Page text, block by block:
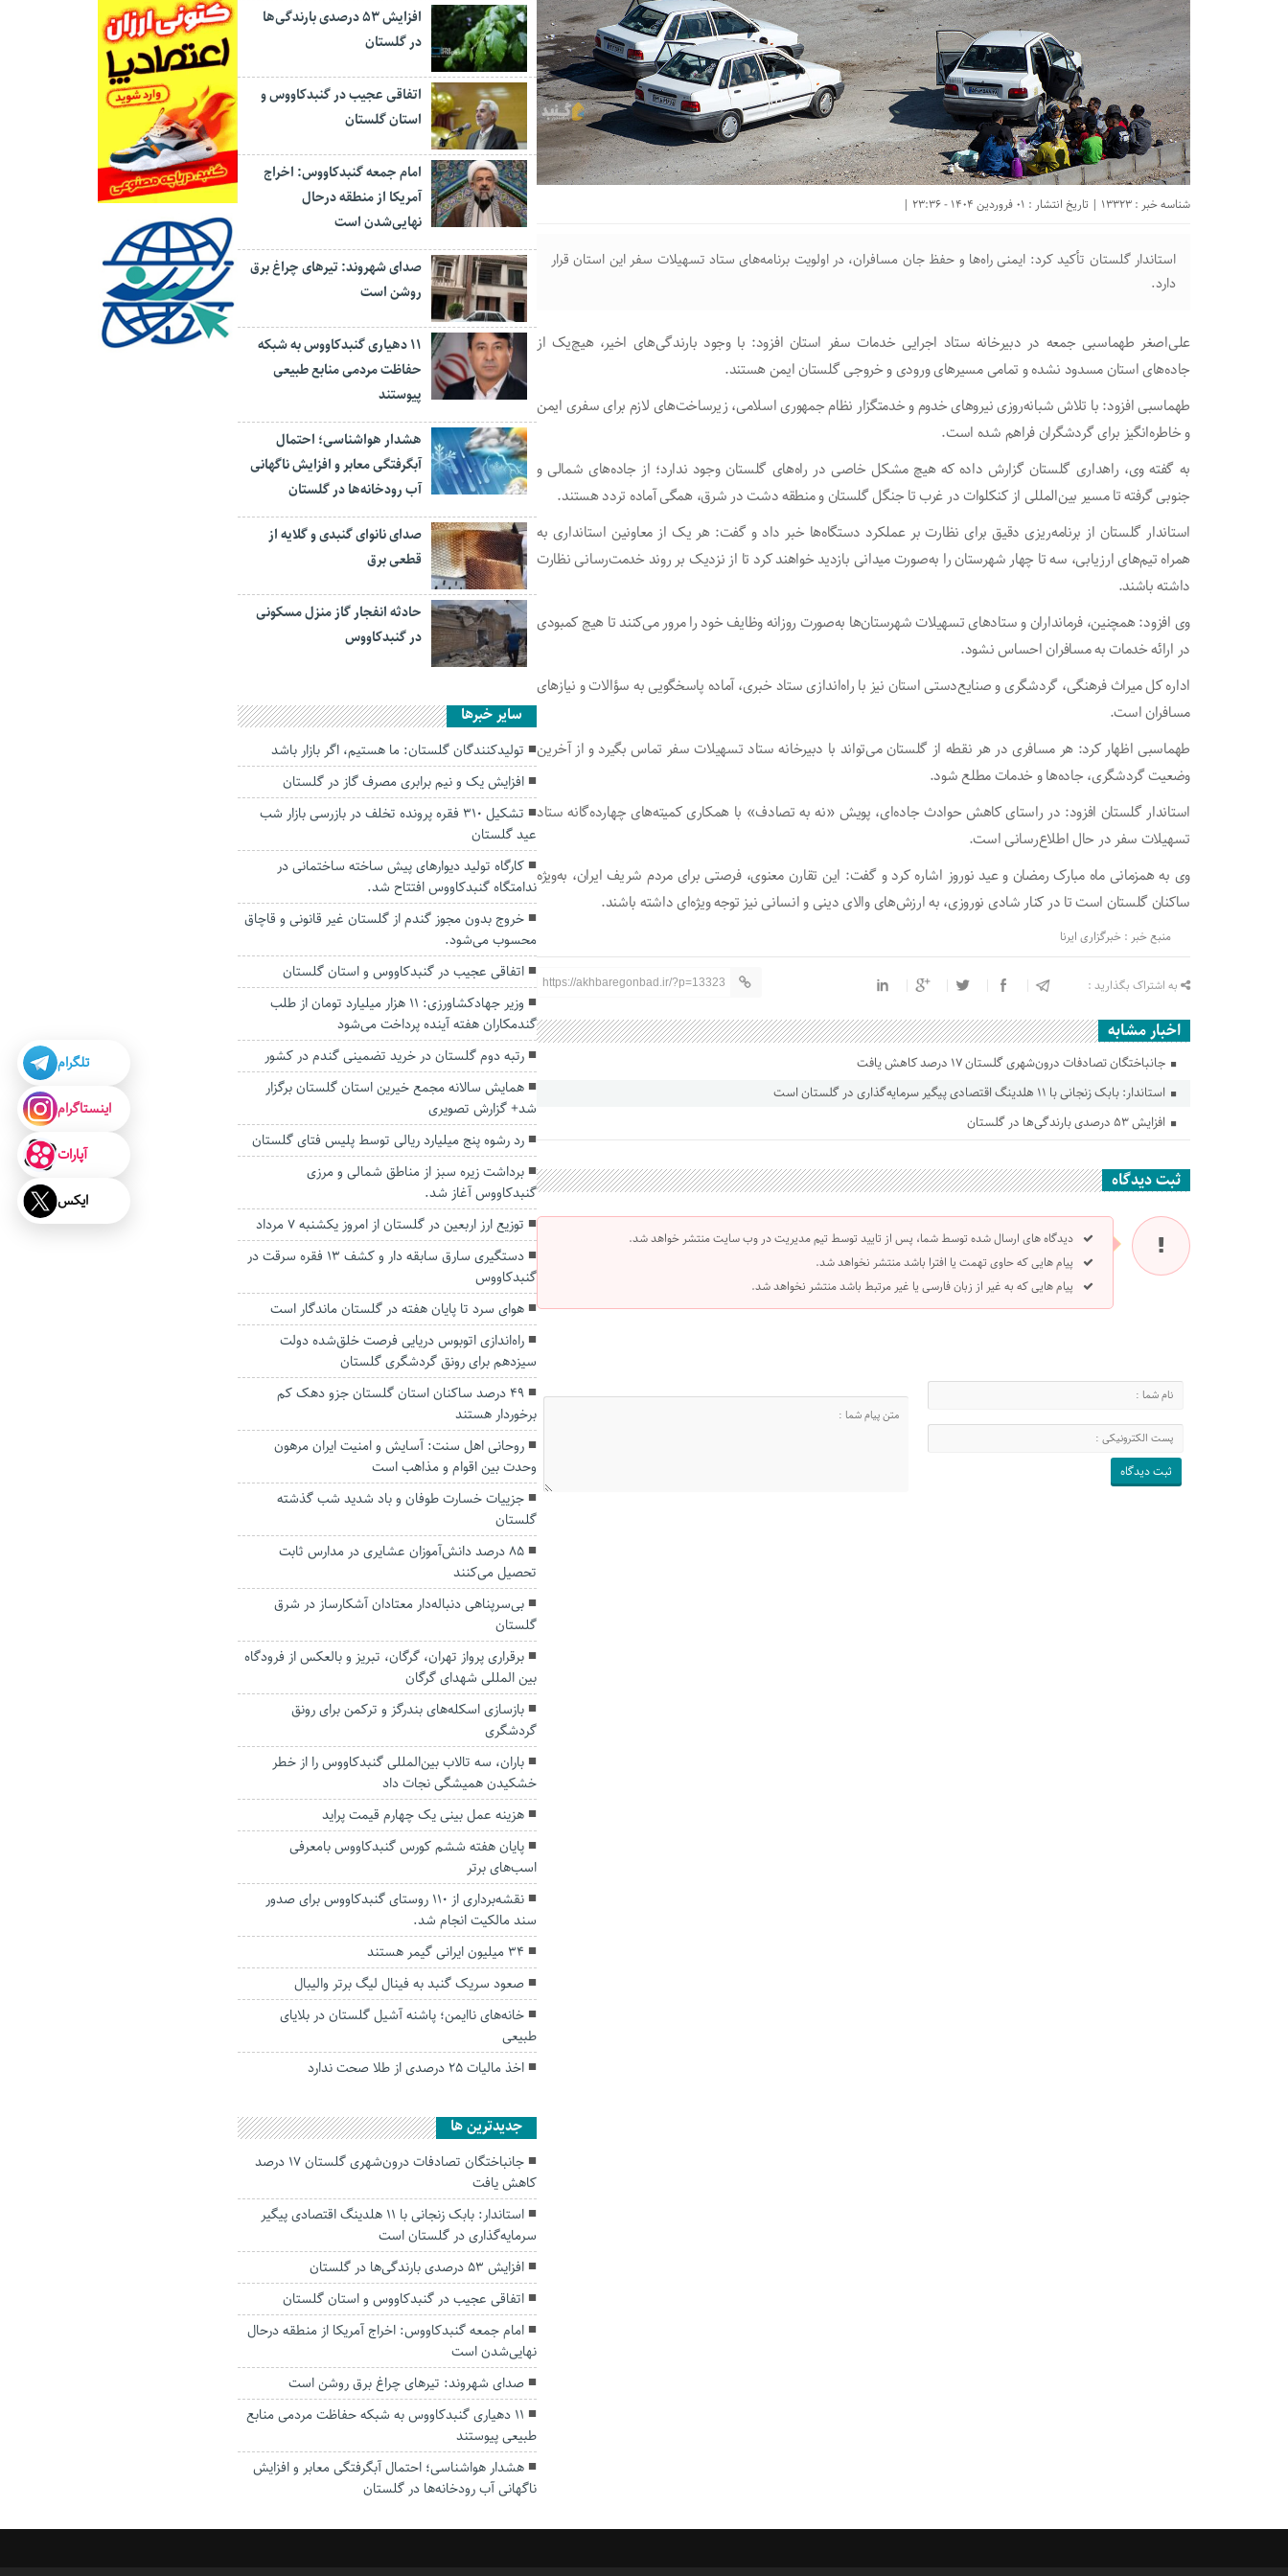
شناسه خبر : 13323 | تاریخ انتشار : 01 فروردین 1404 - 23:36 |
استاندار گلستان تأکید کرد: ایمنی راه‌ها و حفظ جان مسافران، در اولویت برنامه‌های ستاد تسهیلات سفر این استان قرار
دارد.
علی‌اصغر طهماسبی جمعه در دبیرخانه ستاد اجرایی خدمات سفر استان افزود: با وجود بارندگی‌های اخیر، هیچ‌یک از
جاده‌های استان مسدود نشده و تمامی مسیرهای ورودی و خروجی گلستان ایمن هستند.
طهماسبی افزود: با تلاش شبانه‌روزی نیروهای خدوم و خدمتگزار نظام جمهوری اسلامی، زیرساخت‌های لازم برای سفری ایمن
و خاطره‌انگیز برای گردشگران فراهم شده است.
به گفته وی، راهداری گلستان گزارش داده که هیچ مشکل خاصی در راه‌های گلستان وجود ندارد؛ از جاده‌های شمالی و
جنوبی گرفته تا مسیر بین‌المللی از کنکلوات در غرب تا جنگل گلستان و منطقه دشت در شرق، همگی آماده تردد هستند.
استاندار گلستان از برنامه‌ریزی دقیق برای نظارت بر عملکرد دستگاه‌ها خبر داد و گفت: هر یک از معاونین استانداری به
همراه تیم‌های ارزیابی، سه تا چهار شهرستان را به‌صورت میدانی بازدید خواهند کرد تا از نزدیک بر روند خدمت‌رسانی نظارت
داشته باشند.
وی افزود: همچنین، فرمانداران و ستادهای تسهیلات شهرستان‌ها به‌صورت روزانه وظایف خود را مرور می‌کنند تا هیچ کمبودی
در ارائه خدمات به مسافران احساس نشود.
اداره کل میراث فرهنگی، گردشگری و صنایع‌دستی استان نیز با راه‌اندازی ستاد خبری، آماده پاسخگویی به سؤالات و نیازهای
مسافران است.
طهماسبی اظهار کرد: هر مسافری در هر نقطه از گلستان می‌تواند با دبیرخانه ستاد تسهیلات سفر تماس بگیرد و از آخرین
وضعیت گردشگری، جاده‌ها و خدمات مطلع شود.
استاندار گلستان افزود: در راستای کاهش حوادث جاده‌ای، پویش «نه به تصادف» با همکاری کمیته‌های چهارده‌گانه ستاد
تسهیلات سفر در حال اطلاع‌رسانی است.
وی به همزمانی ماه مبارک رمضان و عید نوروز اشاره کرد و گفت: این تقارن معنوی، فرصتی برای مردم شریف ایران، به‌ویژه
ساکنان گلستان است تا در کنار شادی نوروزی، به ارزش‌های والای دینی و انسانی نیز توجه ویژه‌ای داشته باشند.
منبع خبر : خبرگزاری ایرنا
به اشتراک بگذارید : https://akhbaregonbad.ir/?p=13323
اخبار مشابه
جانباختگان تصادفات درون‌شهری گلستان ۱۷ درصد کاهش یافت
استاندار: بابک زنجانی با ۱۱ هلدینگ اقتصادی پیگیر سرمایه‌گذاری در گلستان است
افزایش ۵۳ درصدی بارندگی‌ها در گلستان
ثبت دیدگاه
دیدگاه های ارسال شده توسط شما، پس از تایید توسط تیم مدیریت در وب سایت منتشر خواهد شد.
پیام هایی که حاوی تهمت یا افترا باشد منتشر نخواهد شد.
پیام هایی که به غیر از زبان فارسی یا غیر مرتبط باشد منتشر نخواهد شد.
افزایش ۵۳ درصدی بارندگی‌ها
در گلستان
اتفاقی عجیب در‌ گنبدکاووس و
استان گلستان
امام جمعه گنبدکاووس: اخراج
آمریکا از منطقه درحال
نهایی‌شدن است
صدای شهروند: تیرهای چراغ برق
روشن است
۱۱ دهیاری گنبدکاووس به شبکه
حفاظت مردمی منابع طبیعی
پیوستند
هشدار هواشناسی؛ احتمال
آبگرفتگی معابر و افزایش ناگهانی
آب رودخانه‌ها در گلستان
صدای نانوای گنبدی و گلایه از
قطعی برق
حادثه انفجار گاز منزل مسکونی
در گنبدکاووس
سایر خبرها
تولیدکنندگان گلستان: ما هستیم، اگر بازار باشد
افزایش یک و نیم برابری مصرف گاز در گلستان
تشکیل ۳۱۰ فقره پرونده تخلف در بازرسی‌ بازار شب
عید گلستان
کارگاه تولید دیوارهای پیش ساخته ساختمانی در
ندامتگاه گنبدکاووس افتتاح شد.
خروج بدون مجوز گندم از گلستان غیر قانونی و قاچاق
محسوب می‌شود.
اتفاقی عجیب در‌ گنبدکاووس و استان گلستان
وزیر جهادکشاورزی: ۱۱ هزار میلیارد تومان از طلب
گندمکاران هفته آینده پرداخت می‌شود
رتبه دوم گلستان در خرید تضمینی گندم در کشور
همایش سالانه مجمع خیرین استان گلستان برگزار
شد+ گزارش تصویری
رد رشوه پنج میلیارد ریالی توسط پلیس فتای گلستان
برداشت زیره سبز از مناطق شمالی و مرزی
گنبدکاووس آغاز شد.
توزیع ارز اربعین در گلستان از امروز یکشنبه ۷ مرداد
دستگیری سارق سابقه دار و کشف ۱۳ فقره سرقت در
گنبدکاووس
هوای سرد تا پایان هفته در گلستان ماندگار است
راه‌اندازی اتوبوس دریایی فرصت خلق‌شده دولت
سیزدهم برای رونق گردشگری گلستان
۴۹ درصد ساکنان استان گلستان جزو دهک کم
برخوردار هستند
روحانی اهل سنت: آسایش و امنیت ایران مرهون
وحدت بین اقوام و مذاهب است
جزییات خسارت طوفان و باد شدید شب گذشته
گلستان
۸۵ درصد دانش‌آموزان عشایری در مدارس ثابت
تحصیل می‌کنند
بی‌سرپناهی دنباله‌دار معتادان آشکارساز در شرق
گلستان
برقراری پرواز تهران، گرگان، تبریز و بالعکس از فرودگاه
بین المللی شهدای گرگان
بازسازی اسکله‌های بندرگز و ترکمن برای رونق
گردشگری
باران، سه تالاب بین‌المللی گنبدکاووس را از خطر
خشکیدن همیشگی نجات داد
هزینه عمل بینی یک چهارم قیمت پراید
پایان هفته ششم کورس گنبدکاووس بامعرفی
اسب‌های برتر
نقشه‌برداری از ۱۱۰ روستای گنبدکاووس برای صدور
سند مالکیت انجام شد.
۳۴ میلیون ایرانی گیمر هستند
صعود سریک گنبد به فینال لیگ برتر والیبال
خانه‌های ناایمن؛ پاشنه آشیل گلستان در بلایای
طبیعی
اخذ مالیات ۲۵ درصدی از طلا صحت ندارد
جديدترين ها
جانباختگان تصادفات درون‌شهری گلستان ۱۷ درصد
کاهش یافت
استاندار: بابک زنجانی با ۱۱ هلدینگ اقتصادی پیگیر
سرمایه‌گذاری در گلستان است
افزایش ۵۳ درصدی بارندگی‌ها در گلستان
اتفاقی عجیب در‌ گنبدکاووس و استان گلستان
امام جمعه گنبدکاووس: اخراج آمریکا از منطقه درحال
نهایی‌شدن است
صدای شهروند: تیرهای چراغ برق روشن است
۱۱ دهیاری گنبدکاووس به شبکه حفاظت مردمی منابع
طبیعی پیوستند
هشدار هواشناسی؛ احتمال آبگرفتگی معابر و افزایش
ناگهانی آب رودخانه‌ها در گلستان
تلگرام
اینستاگرام
آپارات
ایکس